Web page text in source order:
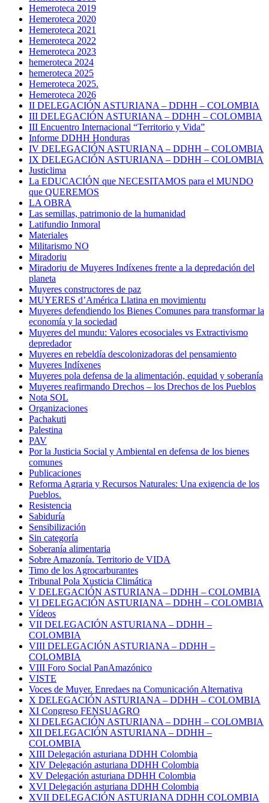
Hemeroteca 2019
Hemeroteca 2020
Hemeroteca 2021
Hemeroteca 2022
Hemeroteca 2023
hemeroteca 2024
hemeroteca 2025
Hemeroteca 2025.
Hemeroteca 2026
II DELEGACIÓN ASTURIANA – DDHH – COLOMBIA
III DELEGACIÓN ASTURIANA – DDHH – COLOMBIA
III Encuentro Internacional “Territorio y Vida”
Informe DDHH Honduras
IV DELEGACIÓN ASTURIANA – DDHH – COLOMBIA
IX DELEGACIÓN ASTURIANA – DDHH – COLOMBIA
Justiclima
La EDUCACIÓN que NECESITAMOS para el MUNDO
que QUEREMOS
LA OBRA
Las semillas, patrimonio de la humanidad
Latifundio Inmoral
Materiales
Militarismo NO
Miradoriu
Miradoriu de Muyeres Indíxenes frente a la depredación del
planeta
Muyeres constructores de paz
MUYERES d’América Llatina en movimientu
Muyeres defendiendo los Bienes Comunes para transformar la
economía y la sociedad
Muyeres del mundu: Valores ecosociales vs Extractivismo
depredador
Muyeres en rebeldía descolonizadoras del pensamiento
Muyeres Indíxenes
Muyeres pola defensa de la alimentación, equidad y soberanía
Muyeres reafirmando Drechos – los Drechos de los Pueblos
Nota SOL
Organizaciones
Pachakuti
Palestina
PAV
Por la Justicia Social y Ambiental en defensa de los bienes
comunes
Publicaciones
Reforma Agraria y Recursos Naturales: Una exigencia de los
Pueblos.
Resistencia
Sabiduría
Sensibilización
Sin categoría
Soberanía alimentaria
Sobre Amazonía. Territorio de VIDA
Timo de los Agrocarburantes
Tribunal Pola Xusticia Climática
V DELEGACIÓN ASTURIANA – DDHH – COLOMBIA
VI DELEGACIÓN ASTURIANA – DDHH – COLOMBIA
Vídeos
VII DELEGACIÓN ASTURIANA – DDHH –
COLOMBIA
VIII DELEGACIÓN ASTURIANA – DDHH –
COLOMBIA
VIII Foro Social PanAmazónico
VISTE
Voces de Muyer. Enredaes na Comunicación Alternativa
X DELEGACIÓN ASTURIANA – DDHH – COLOMBIA
XI Congreso FENSUAGRO
XI DELEGACIÓN ASTURIANA – DDHH – COLOMBIA
XII DELEGACIÓN ASTURIANA – DDHH –
COLOMBIA
XIII Delegación asturiana DDHH Colombia
XIV Delegación asturiana DDHH Colombia
XV Delegación asturiana DDHH Colombia
XVI Delegación asturiana DDHH Colombia
XVII DELEGACIÓN ASTURIANA DDHH COLOMBIA